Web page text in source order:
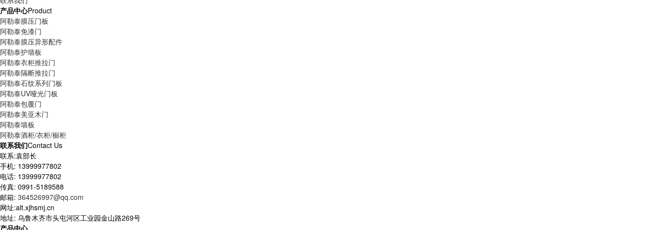
产品中心Product
阿勒泰膜压门板
阿勒泰免漆门
阿勒泰膜压异形配件
阿勒泰护墙板
阿勒泰衣柜推拉门
阿勒泰隔断推拉门
阿勒泰石纹系列门板
阿勒泰UV哑光门板
阿勒泰包覆门
阿勒泰美亚木门
阿勒泰墙板
阿勒泰酒柜/衣柜/橱柜
联系我们Contact Us
联系:袁部长
手机: 13999977802
电话: 13999977802
传真: 0991-5189588
邮箱: 364526997@qq.com
网址:alt.xjhsmj.cn
地址: 乌鲁木齐市头屯河区工业园金山路269号
产品中心